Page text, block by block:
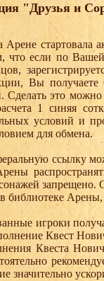
"Друзья и
Арене стартовала
что если по
Вы
Сделать это
1 синяя
условий и
для обмена.
ссылку
Арены,
игроки
Квест
Квеста
значительно